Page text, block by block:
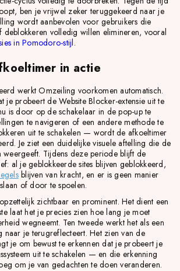
ben je vrijwel zeker teruggekeerd naar je
wordt aanbevolen voor gebruikers die
deblokkeren volledig willen elimineren, vooral
in Pomodoro-stijl.
in actie
werkt Omzeiling voorkomen automatisch.
je probeert de Website Blocker-extensie uit te
is door op de schakelaar in de pop-up te
te navigeren of een andere methode te
uit te schakelen — wordt de afkoeltimer
Je ziet een duidelijke visuele aftelling die de
weergeeft. Tijdens deze periode blijft de
al je geblokkeerde sites blijven geblokkeerd,
blijven van kracht, en er is geen manier
of door te spoelen.
zichtbaar en prominent. Het dient een
laat het je precies zien hoe lang je moet
wegneemt. Ten tweede werkt het als een
naar je terugreflecteert. Het zien van de
je om bewust te erkennen dat je probeert je
uit te schakelen — en die erkenning
om je van gedachten te doen veranderen.